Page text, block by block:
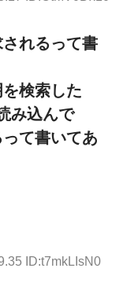
れるって書
検索した
み込んで
て書いてあ
ID:t7mkLIsN0